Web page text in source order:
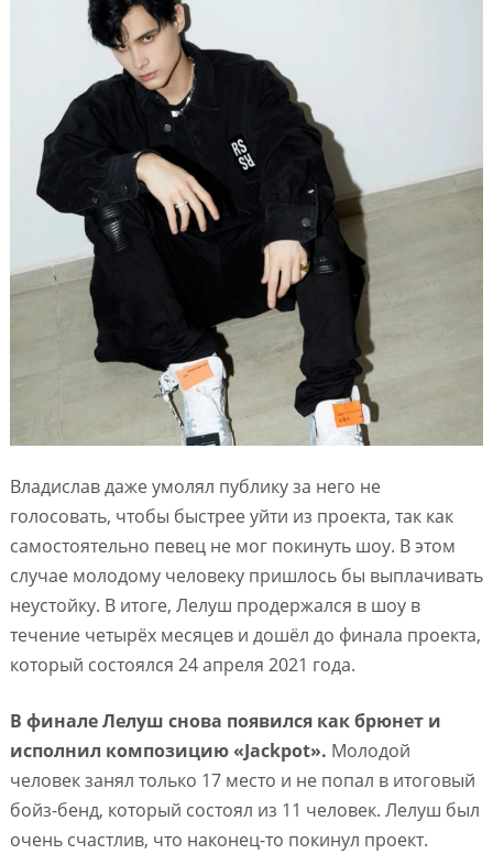
Владислав даже умолял публику за него не
голосовать, чтобы быстрее уйти из проекта, так как
самостоятельно певец не мог покинуть шоу. В этом
случае молодому человеку пришлось бы выплачивать
неустойку. В итоге, Лелуш продержался в шоу в
течение четырёх месяцев и дошёл до финала проекта,
который состоялся 24 апреля 2021 года.
В финале Лелуш снова появился как брюнет и
исполнил композицию «Jackpot». Молодой
человек занял только 17 место и не попал в итоговый
бойз-бенд, который состоял из 11 человек. Лелуш был
очень счастлив, что наконец-то покинул проект.